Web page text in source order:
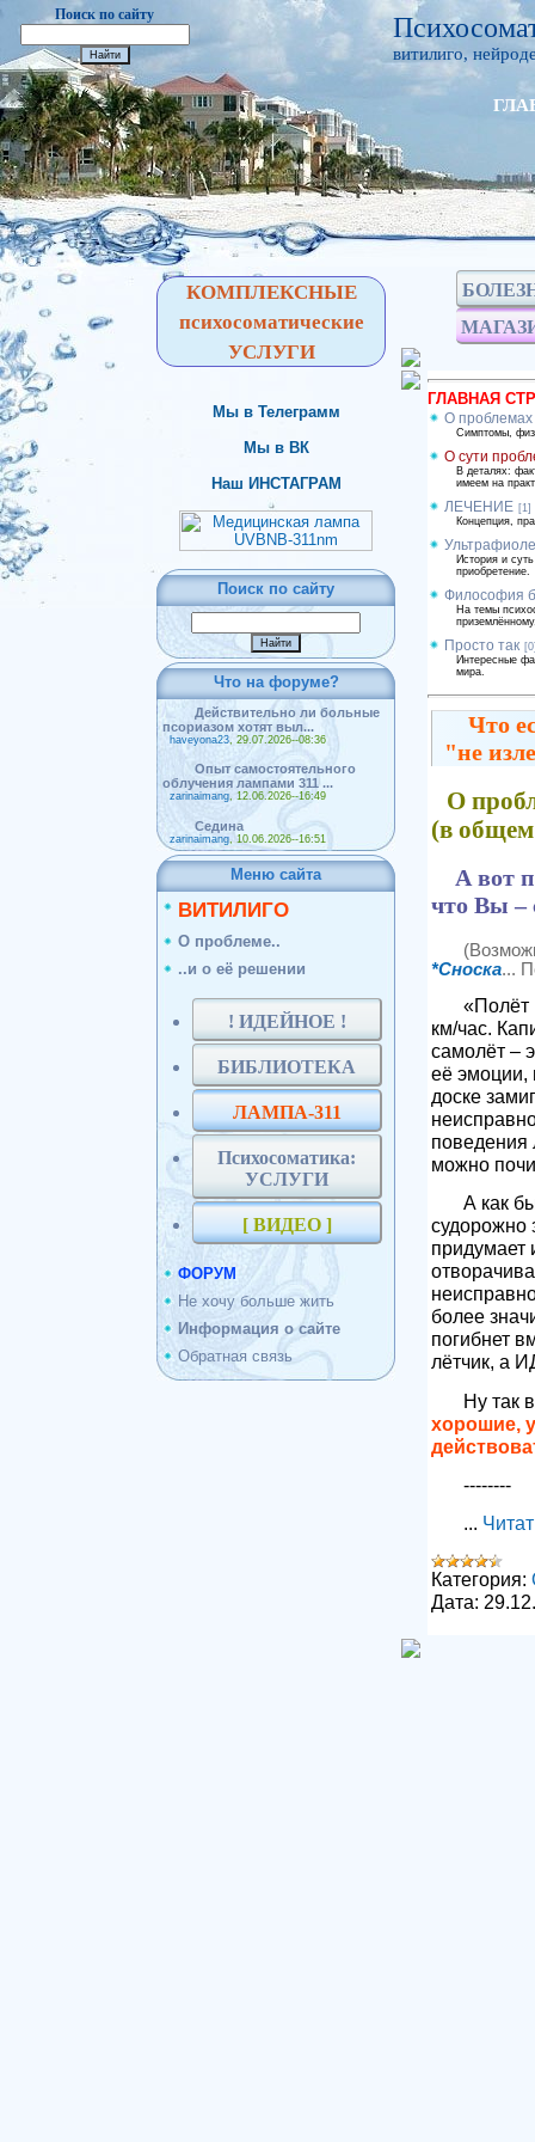
Поиск по сайту
витилиго,
КОМПЛЕКСНЫЕ
психосоматические
УСЛУГИ
Мы в Телеграмм
Мы в ВК
Наш ИНСТАГРАМ
Поиск по сайту
Что на форуме?
Действительно ли больные
псориазом хотят выл...
haveyona23, 29.07.2026--08:36
Опыт самостоятельного
облучения лампами 311 ...
zarinaimang, 12.06.2026--16:49
Седина
zarinaimang , 10.06.2026--16:51
Меню сайта
ВИТИЛИГО
О проблеме..
..и о её решении
! ИДЕЙНОЕ !
БИБЛИОТЕКА
ЛАМПА-311
Психосоматика:
УСЛУГИ
[ ВИДЕО ]
ФОРУМ
Не хочу больше жить
Информация о сайте
Обратная связь
ГЛАВНАЯ
О проблемах
Симптомы,
О сути
В деталях:
имеем на
ЛЕЧЕНИЕ [1]
Концепция,
История и
приобретение.
Философия
На темы
Просто так
Интересные
мира.
Что
"не
О
(в
А вот
что Вы –
*Сноска...
«Полёт
км/час.
самолёт –
её эмоции,
доске
поведения
можно
А как
судорожно
придумает
более
погибнет
лётчик, а
Ну так
хорошие,
--------
...
Категория:
Дата: